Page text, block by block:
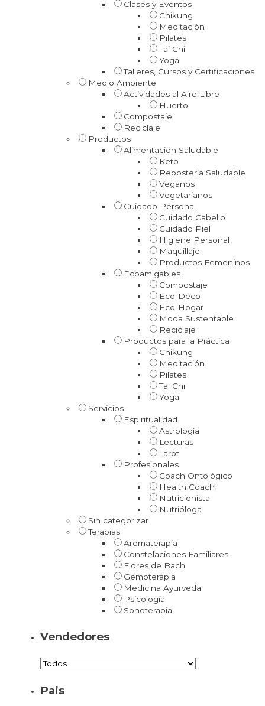
Clases y Eventos
Chikung
Meditación
Pilates
Tai Chi
Yoga
Talleres, Cursos y Certificaciones
Medio Ambiente
Actividades al Aire Libre
Huerto
Compostaje
Reciclaje
Productos
Alimentación Saludable
Keto
Repostería Saludable
Veganos
Vegetarianos
Cuidado Personal
Cuidado Cabello
Cuidado Piel
Higiene Personal
Maquillaje
Productos Femeninos
Ecoamigables
Compostaje
Eco-Deco
Eco-Hogar
Moda Sustentable
Reciclaje
Productos para la Práctica
Chikung
Meditación
Pilates
Tai Chi
Yoga
Servicios
Espiritualidad
Astrología
Lecturas
Tarot
Profesionales
Coach Ontológico
Health Coach
Nutricionista
Nutrióloga
Sin categorizar
Terapias
Aromaterapia
Constelaciones Familiares
Flores de Bach
Gemoterapia
Medicina Ayurveda
Psicología
Sonoterapia
Vendedores
Pais